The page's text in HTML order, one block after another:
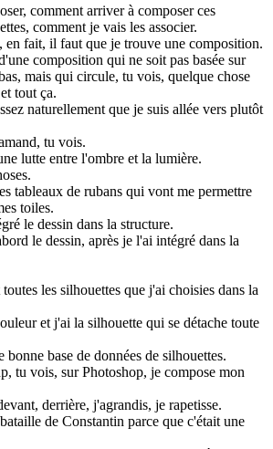
comment arriver à composer ces
comment je vais les associer.
en fait, il faut que je trouve une composition.
composition qui ne soit pas basée sur
mais qui circule, tu vois, quelque chose
tout ça.
naturellement que je suis allée vers plutôt
tu vois.
lutte entre l'ombre et la lumière.
tableaux de rubans qui vont me permettre
toiles.
le dessin dans la structure.
le dessin, après je l'ai intégré dans la
les silhouettes que j'ai choisies dans la
et j'ai la silhouette qui se détache toute
bonne base de données de silhouettes.
tu vois, sur Photoshop, je compose mon
derrière, j'agrandis, je rapetisse.
de Constantin parce que c'était une